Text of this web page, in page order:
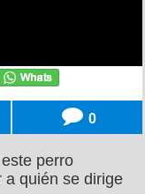
0
perro
a quién se dirige